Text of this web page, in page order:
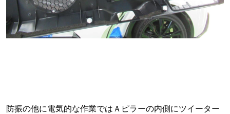
防振の他に電気的な作業ではＡピラーの内側にツイーター